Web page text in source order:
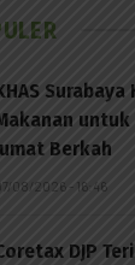
Berkah
08/2026 - 16:46
DJP